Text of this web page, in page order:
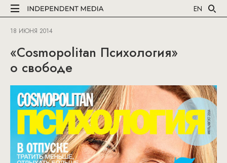
EN
18 ИЮНЯ 2014
«Cosmopolitan Психология»
о свободе